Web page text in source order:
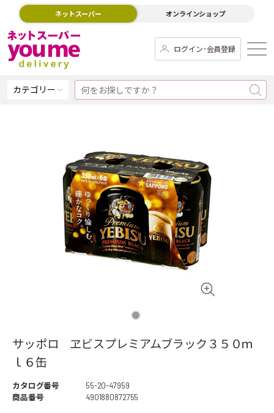
ネットスーパー オンラインショップ
ログイン･会員登録
カテゴリー
サッポロ ヱビスプレミアムブラック３５０ｍ
ｌ６缶
カタログ番号
55-20-47959
商品番号
4901880872755